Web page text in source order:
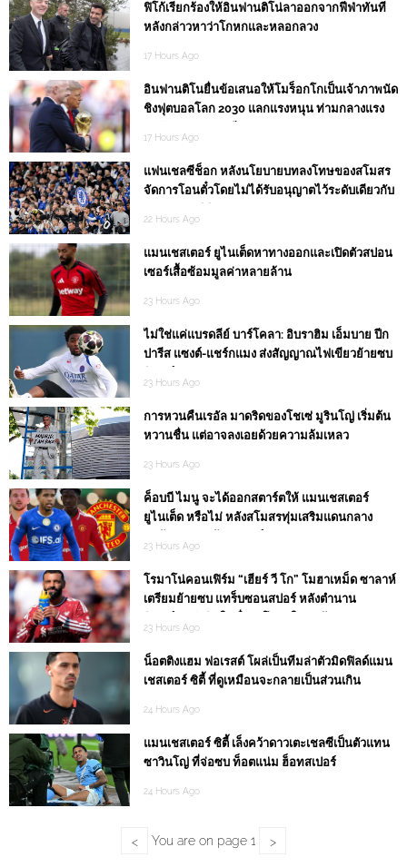
ฟิโก้เรียกร้องให้อินฟานติโน่ลาออกจากฟีฟ่าทันที
หลังกล่าวหาว่าโกหกและหลอกลวง
17 Hours Ago
อินฟานติโนยื่นข้อเสนอให้โมร็อกโกเป็นเจ้าภาพนัด
ชิงฟุตบอลโลก 2030 แลกแรงหนุน ท่ามกลางแรง
17 Hours Ago
แฟนเชลซีช็อก หลังนโยบายบทลงโทษของสโมสร
จัดการโอนตั๋วโดยไม่ได้รับอนุญาตไว้ระดับเดียวกับ
22 Hours Ago
แมนเชสเตอร์ ยูไนเต็ดหาทางออกและเปิดตัวสปอน
เซอร์เสื้อซ้อมมูลค่าหลายล้าน
23 Hours Ago
ไม่ใช่แค่แบรดลีย์ บาร์โคลา: อิบราฮิม เอ็มบาย ปีก
ปารีส แซงต์-แชร์กแมง ส่งสัญญาณไฟเขียวย้ายซบ
23 Hours Ago
การหวนคืนเรอัล มาดริดของโชเซ่ มูรินโญ่ เริ่มต้น
หวานชื่น แต่อาจลงเอยด้วยความล้มเหลว
23 Hours Ago
ค็อบบี ไมนู จะได้ออกสตาร์ตให้ แมนเชสเตอร์
ยูไนเต็ด หรือไม่ หลังสโมสรทุ่มเสริมแดนกลาง
23 Hours Ago
โรมาโน่คอนเฟิร์ม “เฮียร์ วี โก” โมฮาเหม็ด ซาลาห์
เตรียมย้ายซบ แทร็บซอนสปอร์ หลังตำนาน
23 Hours Ago
น็อตติงแฮม ฟอเรสต์ โผล่เป็นทีมล่าตัวมิดฟิลด์แมน
เชสเตอร์ ซิตี้ ที่ดูเหมือนจะกลายเป็นส่วนเกิน
24 Hours Ago
แมนเชสเตอร์ ซิตี้ เล็งคว้าดาวเตะเชลซีเป็นตัวแทน
ซาวินโญ่ ที่จ่อซบ ท็อตแน่ม ฮ็อทสเปอร์
24 Hours Ago
< You are on page 1 >